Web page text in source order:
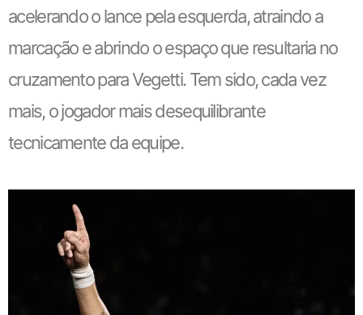
acelerando o lance pela esquerda, atraindo a
marcação e abrindo o espaço que resultaria no
cruzamento para Vegetti. Tem sido, cada vez
mais, o jogador mais desequilibrante
tecnicamente da equipe.